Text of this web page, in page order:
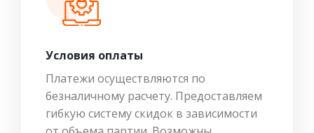
Условия оплаты
Платежи осуществляются по
безналичному расчету. Предоставляем
гибкую систему скидок в зависимости